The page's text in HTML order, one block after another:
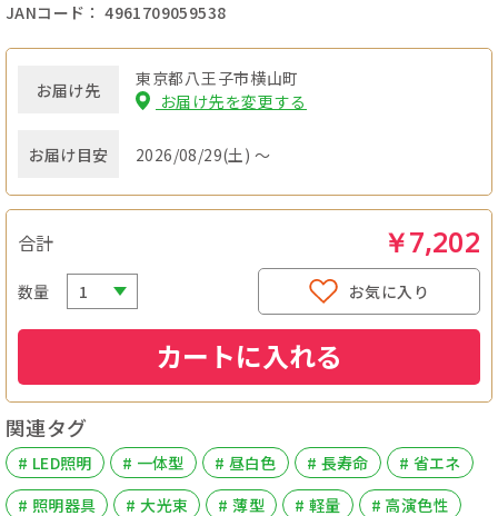
JANコード： 4961709059538
お届け先
東京都八王子市横山町
お届け先を変更する
お届け目安 2026/08/29(土) ～
合計 ￥7,202
数量 お気に入り
カートに入れる
関連タグ
# LED照明 # 一体型 # 昼白色 # 長寿命
# 省エネ
# 照明器具
# 大光束 # 薄型 # 軽量
# 高演色性